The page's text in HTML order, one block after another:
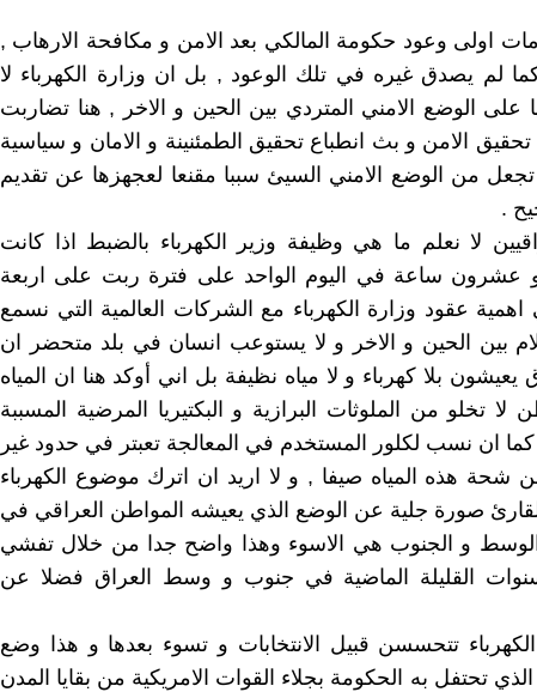
اولى وعود حكومة المالكي بعد الامن و مكافحة الارهاب ,
لم يصدق غيره في تلك الوعود , بل ان وزارة الكهرباء لا
على الوضع الامني المتردي بين الحين و الاخر , هنا تضاربت
الامن و بث انطباع تحقيق الطمئنينة و الامان و سياسية
تجعل من الوضع الامني السيئ سببا مقنعا لعجهزها عن تقديم
.
لا نعلم ما هي وظيفة وزير الكهرباء بالضبط اذا كانت
و عشرون ساعة في اليوم الواحد على فترة ربت على اربعة
اهمية عقود وزارة الكهرباء مع الشركات العالمية التي نسمع
بين الحين و الاخر و لا يستوعب انسان في بلد متحضر ان
بلا كهرباء و لا مياه نظيفة بل اني أوكد هنا ان المياه
لا تخلو من الملوثات البرازية و البكتيريا المرضية المسببة
كما ان نسب لكلور المستخدم في المعالجة تعبتر في حدود غير
شحة هذه المياه صيفا , و لا اريد ان اترك موضوع الكهرباء
صورة جلية عن الوضع الذي يعيشه المواطن العراقي في
و الجنوب هي الاسوء وهذا واضح جدا من خلال تفشي
القليلة الماضية في جنوب و وسط العراق فضلا عن
الكهرباء تتحسسن قبيل الانتخابات و تسوء بعدها و هذا وضع
تحتفل به الحكومة بجلاء القوات الامريكية من بقايا المدن